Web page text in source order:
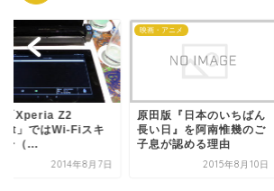
「Xperia Z2
」ではWi-Fiスキ
ー（...
2014年8月7日
映画・アニメ
原田版『日本のいちばん
長い日』を阿南惟幾のご
子息が認める理由
2015年8月10日